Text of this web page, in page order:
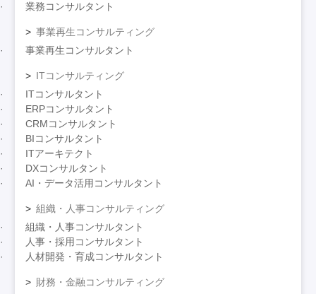
業務コンサルタント
事業再生コンサルティング
事業再生コンサルタント
ITコンサルティング
ITコンサルタント
ERPコンサルタント
CRMコンサルタント
BIコンサルタント
ITアーキテクト
DXコンサルタント
AI・データ活用コンサルタント
組織・人事コンサルティング
組織・人事コンサルタント
人事・採用コンサルタント
人材開発・育成コンサルタント
財務・金融コンサルティング